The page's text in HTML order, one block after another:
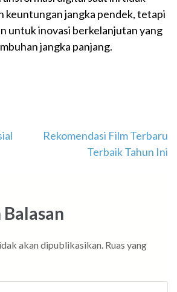
keuntungan jangka pendek, tetapi
untuk inovasi berkelanjutan yang
jangka panjang.
Rekomendasi Film Terbaru
Terbaik Tahun Ini
akan dipublikasikan. Ruas yang